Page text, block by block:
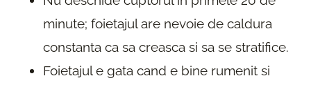
minute; foietajul are nevoie de caldura
constanta ca sa creasca si sa se stratifice.
Foietajul e gata cand e bine rumenit si